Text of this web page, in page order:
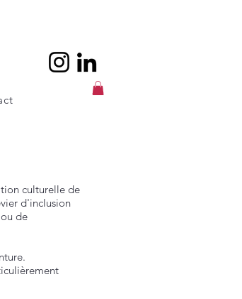
culturelle de
d'inclusion
de